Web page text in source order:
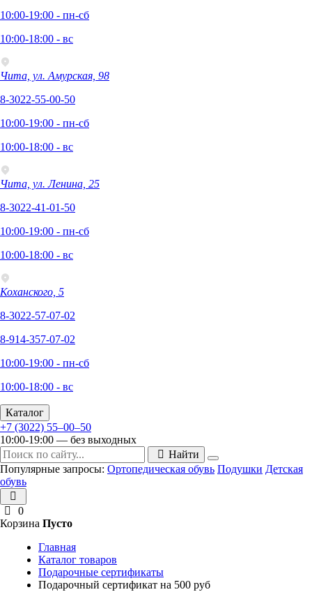
10:00-19:00 - пн-сб
10:00-18:00 - вс
Чита, ул. Амурская, 98
8-3022-55-00-50
10:00-19:00 - пн-сб
10:00-18:00 - вс
Чита, ул. Ленина, 25
8-3022-41-01-50
10:00-19:00 - пн-сб
10:00-18:00 - вс
Коханского, 5
8-3022-57-07-02
8-914-357-07-02
10:00-19:00 - пн-сб
10:00-18:00 - вс
Каталог
+7 (3022) 55‒00‒50
10:00-19:00 — без выходных
Найти
Популярные запросы: Ортопедическая обувь Подушки Детская
обувь
0
Корзина Пусто
Главная
Каталог товаров
Подарочные сертификаты
Подарочный сертификат на 500 руб